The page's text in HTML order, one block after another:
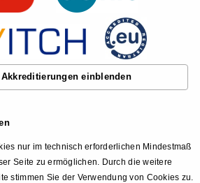
Akkreditierungen einblenden
nur im technisch erforderlichen Mindestmaß
Seite zu ermöglichen. Durch die weitere
stimmen Sie der Verwendung von Cookies zu.